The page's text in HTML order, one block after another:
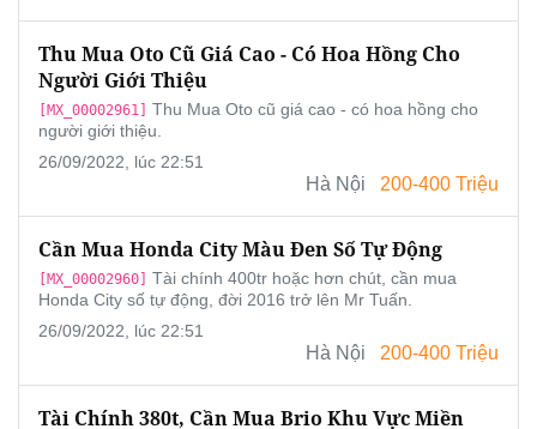
Thu Mua Oto Cũ Giá Cao - Có Hoa Hồng Cho
Người Giới Thiệu
[MX_00002961] Thu Mua Oto cũ giá cao - có hoa hồng cho
người giới thiệu.
26/09/2022, lúc 22:51
Hà Nội 200-400 Triệu
Cần Mua Honda City Màu Đen Số Tự Động
[MX_00002960] Tài chính 400tr hoặc hơn chút, cần mua
Honda City số tự động, đời 2016 trở lên Mr Tuấn.
26/09/2022, lúc 22:51
Hà Nội 200-400 Triệu
Tài Chính 380t, Cần Mua Brio Khu Vực Miền